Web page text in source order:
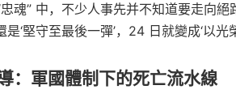
魂” 中，不少人事先并不知道要走向
‘堅守至最後一彈’，24 日就變成‘以
：軍國體制下的死亡流水線